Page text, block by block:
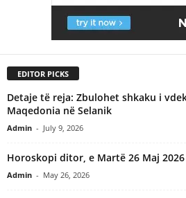
EDITOR PICKS
Detaje të reja: Zbulohet shkaku i
Maqedonia në Selanik
Admin - July 9, 2026
Horoskopi ditor, e Martë 26 Maj 2026
Admin - May 26, 2026